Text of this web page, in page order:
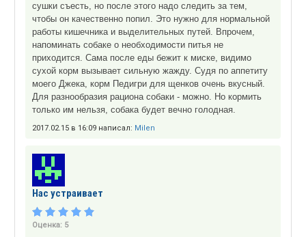
сушки съесть, но после этого надо следить за тем,
чтобы он качественно попил. Это нужно для нормальной
работы кишечника и выделительных путей. Впрочем,
напоминать собаке о необходимости питья не
приходится. Сама после еды бежит к миске, видимо
сухой корм вызывает сильную жажду. Судя по аппетиту
моего Джека, корм Педигри для щенков очень вкусный.
Для разнообразия рациона собаки - можно. Но кормить
только им нельзя, собака будет вечно голодная.
2017.02.15 в 16:09 написал: Milen
Нас устраивает
Оценка: 5